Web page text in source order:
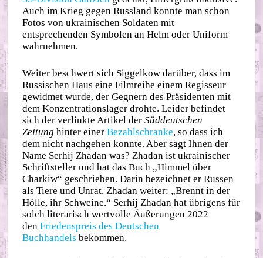
Auch im Krieg gegen Russland konnte man schon
Fotos von ukrainischen Soldaten mit
entsprechenden Symbolen an Helm oder Uniform
wahrnehmen.
Weiter beschwert sich Siggelkow darüber, dass im
Russischen Haus eine Filmreihe einem Regisseur
gewidmet wurde, der Gegnern des Präsidenten mit
dem Konzentrationslager drohte. Leider befindet
sich der verlinkte Artikel derSüddeutschen
Zeitung hinter einerBezahlschranke, so dass ich
dem nicht nachgehen konnte. Aber sagt Ihnen der
Name Serhij Zhadan was? Zhadan ist ukrainischer
Schriftsteller und hat das Buch „Himmel über
Charkiw“ geschrieben. Darin bezeichnet er Russen
als Tiere und Unrat. Zhadan weiter: „Brennt in der
Hölle, ihr Schweine.“ Serhij Zhadan hat übrigens für
solch literarisch wertvolle Äußerungen 2022
denFriedenspreis des Deutschen
Buchhandels bekommen.